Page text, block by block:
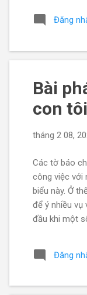
và đạt được
vụ cho đến
Đăng
Bài
con
tháng 2 08,
Các tờ báo
công việc với
biểu này. Ở
để ý nhiều vụ
đầu khi một
Kiểm tra
Đăng